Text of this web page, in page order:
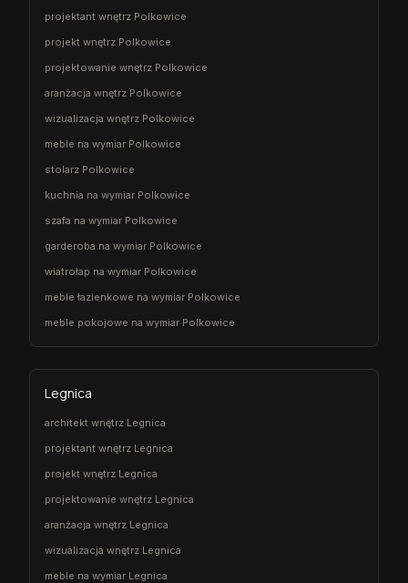
projektant wnętrz Polkowice
projekt wnętrz Polkowice
projektowanie wnętrz Polkowice
aranżacja wnętrz Polkowice
wizualizacja wnętrz Polkowice
meble na wymiar Polkowice
stolarz Polkowice
kuchnia na wymiar Polkowice
szafa na wymiar Polkowice
garderoba na wymiar Polkowice
wiatrołap na wymiar Polkowice
meble łazienkowe na wymiar Polkowice
meble pokojowe na wymiar Polkowice
Legnica
architekt wnętrz Legnica
projektant wnętrz Legnica
projekt wnętrz Legnica
projektowanie wnętrz Legnica
aranżacja wnętrz Legnica
wizualizacja wnętrz Legnica
meble na wymiar Legnica